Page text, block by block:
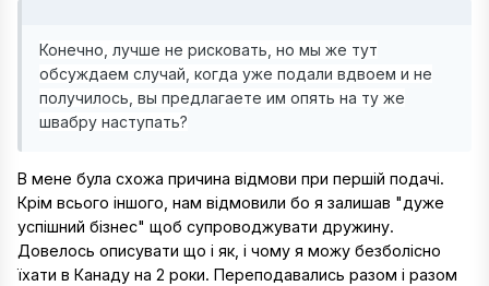
Конечно, лучше не рисковать, но мы же тут
обсуждаем случай, когда уже подали вдвоем и не
получилось, вы предлагаете им опять на ту же
швабру наступать?
В мене була схожа причина відмови при першій подачі.
Крім всього іншого, нам відмовили бо я залишав "дуже
успішний бізнес" щоб супроводжувати дружину.
Довелось описувати що і як, і чому я можу безболісно
їхати в Канаду на 2 роки. Переподавались разом і разом